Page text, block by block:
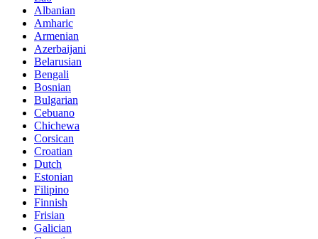
Albanian
Amharic
Armenian
Azerbaijani
Belarusian
Bengali
Bosnian
Bulgarian
Cebuano
Chichewa
Corsican
Croatian
Dutch
Estonian
Filipino
Finnish
Frisian
Galician